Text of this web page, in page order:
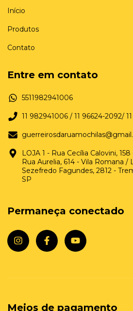
Início
Produtos
Contato
Entre em contato
5511982941006
11 982941006 / 11 96624-2092/
LOJA 1 - Rua Cecília Calovini,
Rua Aurelia, 614 - Vila Romana /
Sezefredo Fagundes, 2812 -
SP
Permaneça conectado
Meios de pagamento